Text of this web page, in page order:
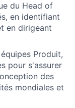
du Head of
en identifiant
en dirigeant
Produit,
pour s'assurer
des
mondiales et